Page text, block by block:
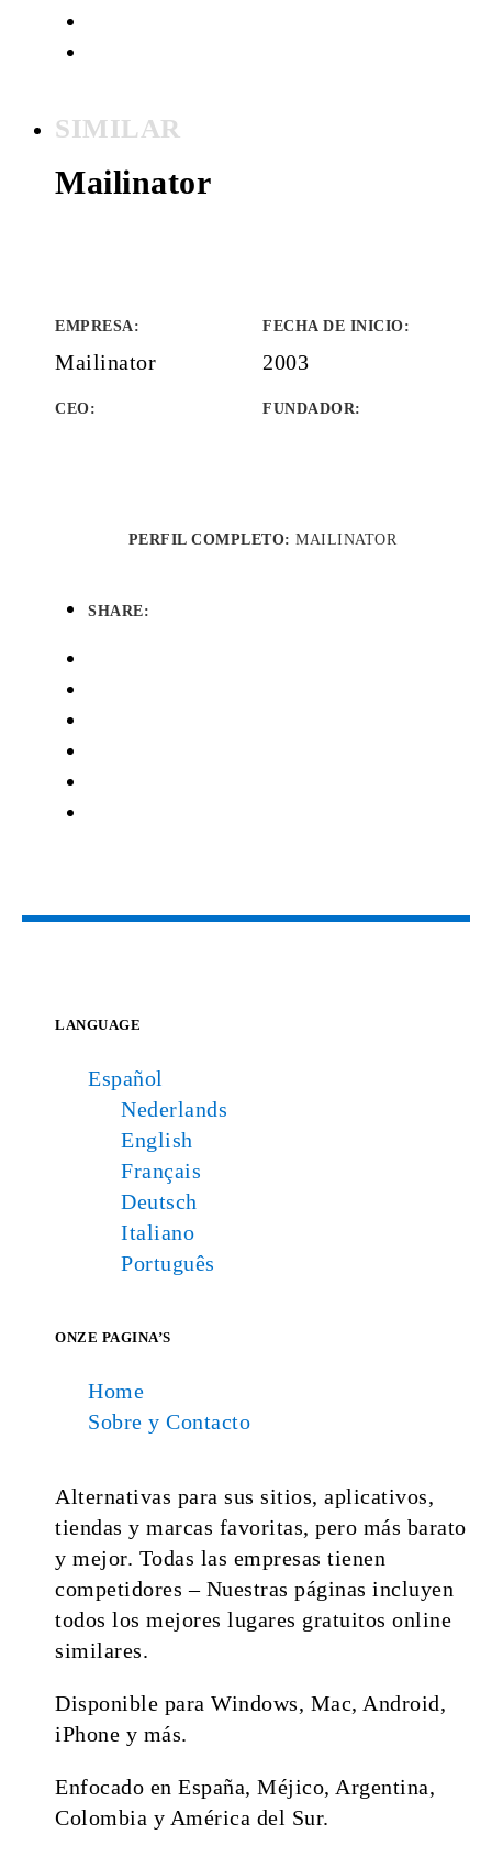
SIMILAR
Mailinator
EMPRESA:
Mailinator
FECHA DE INICIO:
2003
CEO: FUNDADOR:
PERFIL COMPLETO:MAILINATOR
SHARE:
LANGUAGE
Español
Nederlands
English
Français
Deutsch
Italiano
Português
ONZE PAGINA’S
Home
Sobre y Contacto
Alternativas para sus sitios, aplicativos,
tiendas y marcas favoritas, pero más barato
y mejor. Todas las empresas tienen
competidores – Nuestras páginas incluyen
todos los mejores lugares gratuitos online
similares.
Disponible para Windows, Mac, Android,
iPhone y más.
Enfocado en España, Méjico, Argentina,
Colombia y América del Sur.